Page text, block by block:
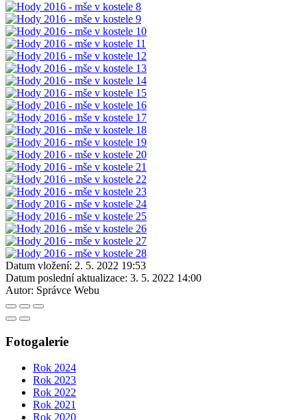
Datum vložení: 2. 5. 2022 19:53
Datum poslední aktualizace: 3. 5. 2022 14:00
Autor: Správce Webu
Fotogalerie
Rok 2024
Rok 2023
Rok 2022
Rok 2021
Rok 2020